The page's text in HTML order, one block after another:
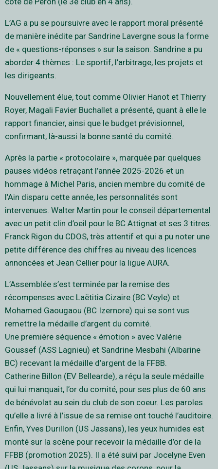
L’AG a pu se poursuivre avec le rapport moral présenté
de manière inédite par Sandrine Lavergne sous la forme
de « questions-réponses » sur la saison. Sandrine a pu
aborder 4 thèmes : Le sportif, l’arbitrage, les projets et
les dirigeants.
Nouvellement élue, tout comme Olivier Hanot et Thierry
Royer, Magali Favier Buchallet a présenté, quant à elle le
rapport financier, ainsi que le budget prévisionnel,
confirmant, là-aussi la bonne santé du comité.
Après la partie « protocolaire », marquée par quelques
pauses vidéos retraçant l’année 2025-2026 et un
hommage à Michel Paris, ancien membre du comité de
l’Ain disparu cette année, les personnalités sont
intervenues. Walter Martin pour le conseil départemental
avec un petit clin d’oeil pour le BC Attignat et ses 3 titres.
Franck Rigon du CDOS, très attentif et qui a pu noter une
petite différence des chiffres au niveau des licences
annoncées et Jean Cellier pour la ligue AURA.
L’Assemblée s’est terminée par la remise des
récompenses avec Laëtitia Cizaire (BC Veyle) et
Mohamed Gaougaou (BC Izernore) qui se sont vus
remettre la médaille d’argent du comité.
Une première séquence « émotion » avec Valérie
Goussef (ASS Lagnieu) et Sandrine Mesbahi (Albarine
BC) recevant la médaille d’argent de la FFBB.
Catherine Billon (EV Bellearde), a réçu la seule médaille
qui lui manquait, l’or du comité, pour ses plus de 60 ans
de bénévolat au sein du club de son coeur. Les paroles
qu’elle a livré à l’issue de sa remise ont touché l’auditoire.
Enfin, Yves Durillon (US Jassans), les yeux humides est
monté sur la scène pour recevoir la médaille d’or de la
FFBB (promotion 2025). Il a été suivi par Jocelyne Even